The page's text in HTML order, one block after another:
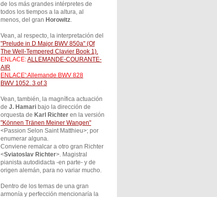
de los más grandes intérpretes de
todos los tiempos a la altura, al
menos, del gran Horowitz.
Vean, al respecto, la interpretación del
"Prelude in D Major BWV 850a" (Of
The Well-Tempered Clavier Book 1).
ENLACE:ALLEMANDE-COURANTE-
AIR
ENLACE':Allemande BWV 828
BWV 1052. 3 of 3
Vean, también, la magnífica actuación
de J. Hamari bajo la dirección de
orquesta de Karl Richter en la versión
"Können Tränen Meiner Wangen"
<Passion Selon Saint Matthieu>; por
enumerar alguna.
Conviene remalcar a otro gran Richter
<Sviatoslav Richter>. Magistral
pianista autodidacta -en parte- y de
origen alemán, para no variar mucho.
Dentro de los temas de una gran
armonía y perfección mencionaría la